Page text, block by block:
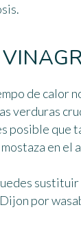
de calor
verduras
posible que
en el
por